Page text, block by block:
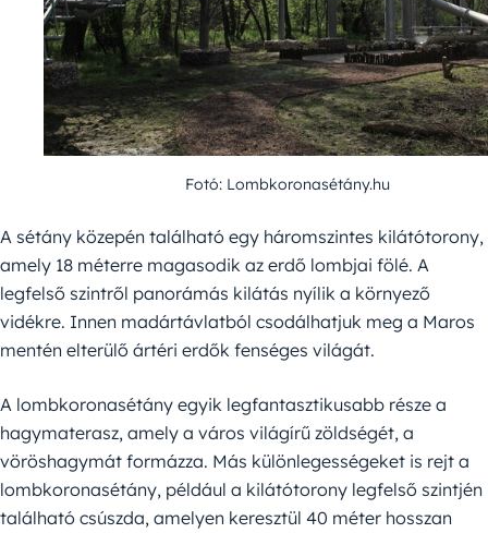
Fotó: Lombkoronasétány.hu
A sétány közepén található egy háromszintes kilátótorony,
amely 18 méterre magasodik az erdő lombjai fölé. A
legfelső szintről panorámás kilátás nyílik a környező
vidékre. Innen madártávlatból csodálhatjuk meg a Maros
mentén elterülő ártéri erdők fenséges világát.
A lombkoronasétány egyik legfantasztikusabb része a
hagymaterasz, amely a város világírű zöldségét, a
vöröshagymát formázza. Más különlegességeket is rejt a
lombkoronasétány, például a kilátótorony legfelső szintjén
található csúszda, amelyen keresztül 40 méter hosszan